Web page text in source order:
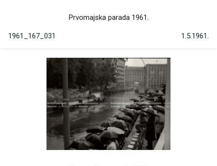
Prvomajska parada 1961.
1961_167_031 1.5.1961.